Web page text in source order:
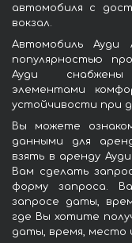
автомобиля с
вокзал.
Автомобиль Ауди
популярностью
Ауди снабжены
элементами
устойчивости при
Вы можете
данными для
взять в аренду
Вам сделать
форму запроса.
запросе даты,
где Вы хотите
даты, время, место